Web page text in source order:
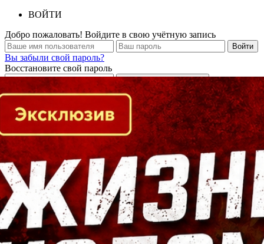
ВОЙТИ
Добро пожаловать! Войдите в свою учётную запись
Вы забыли свой пароль?
Восстановите свой пароль
Кто есть кто в Байкальском регионе